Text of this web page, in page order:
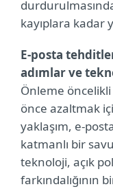
kayıplara kadar
E-posta
adımlar ve
Önleme
önce azaltmak
yaklaşım, e-
katmanlı bir
teknoloji, açık
farkındalığının